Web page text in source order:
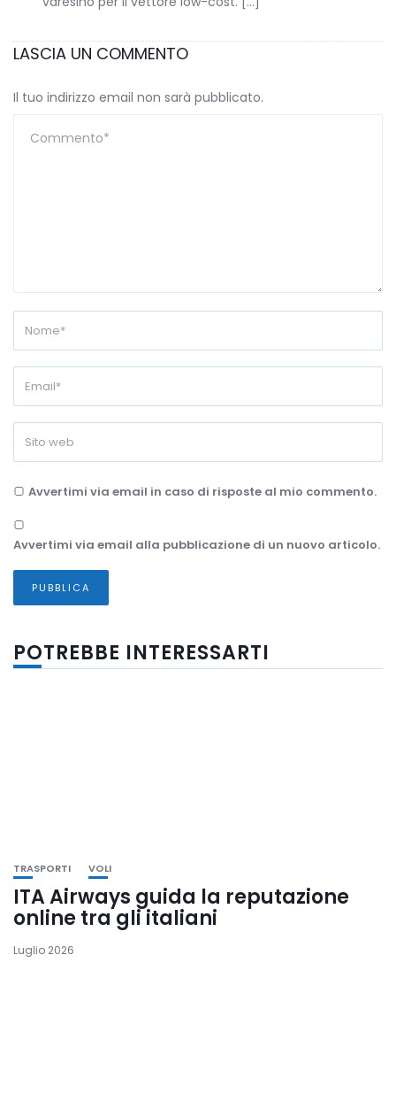
LASCIA UN COMMENTO
Il tuo indirizzo email non sarà pubblicato.
Avvertimi via email in caso di risposte al mio commento.
Avvertimi via email alla pubblicazione di un nuovo articolo.
POTREBBE INTERESSARTI
TRASPORTI VOLI
ITA Airways guida la reputazione
online tra gli italiani
Luglio 2026